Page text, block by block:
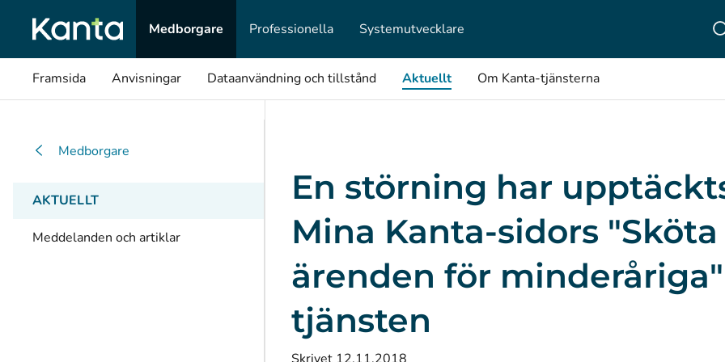
Medborgare
Professionella Systemutvecklare
Framsida Anvisningar Dataanvändning och tillstånd Aktuellt Om Kanta-tjänsterna
Medborgare
AKTUELLT
Meddelanden och artiklar
En störning har
Mina Kanta-sidors "Sköta
ärenden för
tjänsten